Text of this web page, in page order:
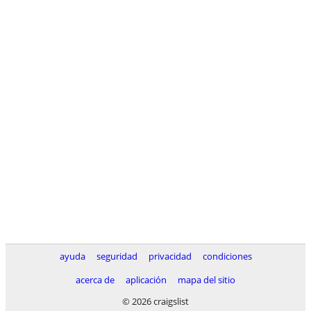
ayuda seguridad privacidad
condiciones
acerca de
aplicación
mapa del sitio
© 2026 craigslist